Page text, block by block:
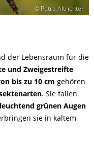
© Petra Altrichter
der Lebensraum für die
und Zweigestreifte
bis zu 10 cm gehören
. Sie fallen
leuchtend grünen Augen
sie in kaltem